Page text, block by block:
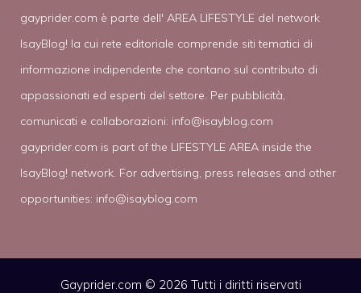
gayprider.com è parte dell' AREA LIFESTYLE del network
IsayBlog! la cui rete editoriale comprende siti tematici di
informazione indipendente che contano sul contributo di
appassionati ed esperti del settore. Per pubblicità,
comunicati e collaborazioni: info@isayblog.com
gayprider.com is part of the LIFESTYLE AREA inside the
IsayBlog! network. For advertising, press releases and other
opportunities: info@isayblog.com
Gayprider.com © 2026 Tutti i diritti riservati